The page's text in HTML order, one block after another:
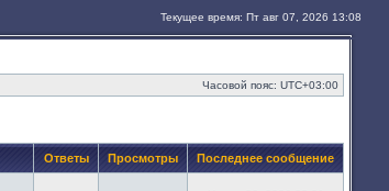
Текущее время: Пт авг 07, 2026 13:08
Часовой пояс: UTC+03:00
Ответы Просмотры Последнее сообщение